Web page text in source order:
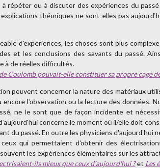
répéter ou à discuter des expériences du
explications théoriques ne sont-elles pas
d'expériences, les choses sont plus
et les conclusions des savants du passé.
à de réelles difficultés.
Coulomb pouvait-elle constituer sa propre cage
peuvent concerner la nature des matériaux
encore l'observation ou la lecture des données.
ne le sont que de façon incidente et
concerne le moment où il/elle doit
du passé. En outre les physiciens d'aujourd'hui
qui permettaient d'obtenir des
les expériences élémentaires sur les
ils mieux que ceux d'aujourd'hui ?et Les